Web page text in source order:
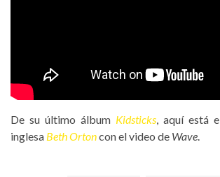
De su último álbum Kidsticks, aquí está
inglesa Beth Ortoncon el video de Wave.